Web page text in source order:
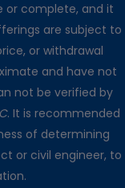
or complete, and it
are subject to
or withdrawal
and have not
not be verified by
. It is recommended
of determining
or civil engineer, to